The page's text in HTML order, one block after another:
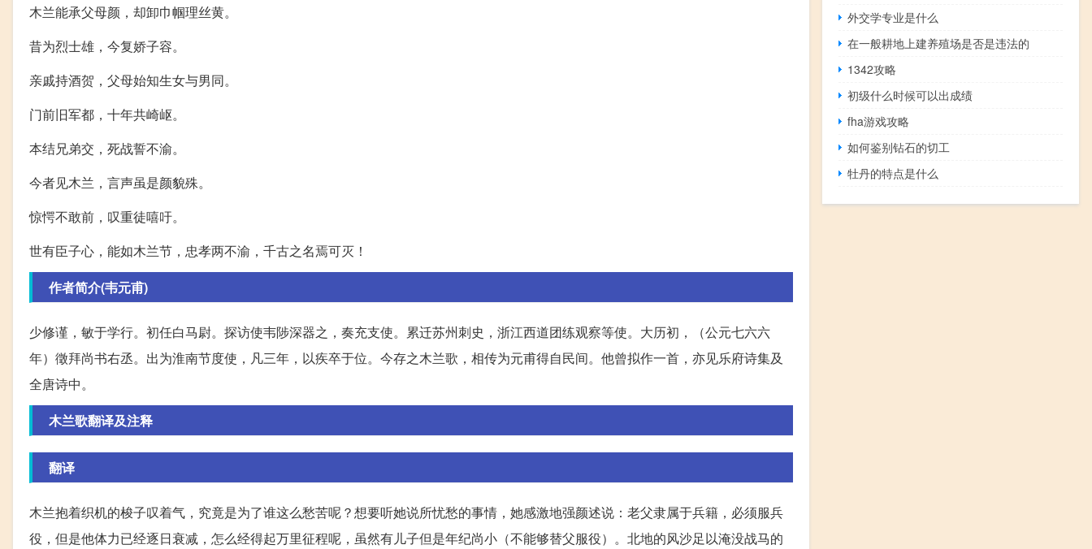
木兰能承父母颜，却卸巾帼理丝黄。
昔为烈士雄，今复娇子容。
亲戚持酒贺，父母始知生女与男同。
门前旧军都，十年共崎岖。
本结兄弟交，死战誓不渝。
今者见木兰，言声虽是颜貌殊。
惊愕不敢前，叹重徒嘻吁。
世有臣子心，能如木兰节，忠孝两不渝，千古之名焉可灭！
作者简介(韦元甫)
少修谨，敏于学行。初任白马尉。探访使韦陟深器之，奏充支使。累迁苏州刺史，浙江西道团练观察等使。大历初，（公元七六六
年）徵拜尚书右丞。出为淮南节度使，凡三年，以疾卒于位。今存之木兰歌，相传为元甫得自民间。他曾拟作一首，亦见乐府诗集及
全唐诗中。
木兰歌翻译及注释
翻译
木兰抱着织机的梭子叹着气，究竟是为了谁这么愁苦呢？想要听她说所忧愁的事情，她感激地强颜述说：老父隶属于兵籍，必须服兵
役，但是他体力已经逐日衰减，怎么经得起万里征程呢，虽然有儿子但是年纪尚小（不能够替父服役）。北地的风沙足以淹没战马的
外交学专业是什么
在一般耕地上建养殖场是否是违法的
1342攻略
初级什么时候可以出成绩
fha游戏攻略
如何鉴别钻石的切工
牡丹的特点是什么